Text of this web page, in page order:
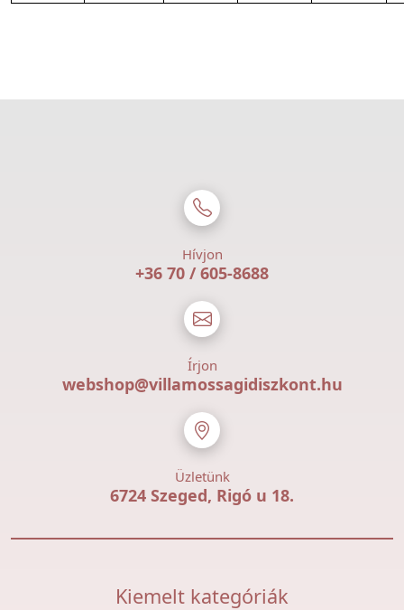
Hívjon
+36 70 / 605-8688
Írjon
webshop@villamossagidiszkont.hu
Üzletünk
6724 Szeged, Rigó u 18.
Kiemelt kategóriák